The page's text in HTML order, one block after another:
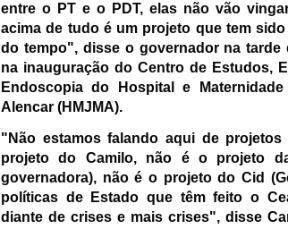
entre o PT e o PDT, elas não vão
acima de tudo é um projeto que tem
do tempo", disse o governador na tarde
na inauguração do Centro de Estudos,
Endoscopia do Hospital e
Alencar (HMJMA).
"Não estamos falando aqui de
projeto do Camilo, não é o projeto
governadora), não é o projeto do Cid
políticas de Estado que têm feito o
diante de crises e mais crises", disse